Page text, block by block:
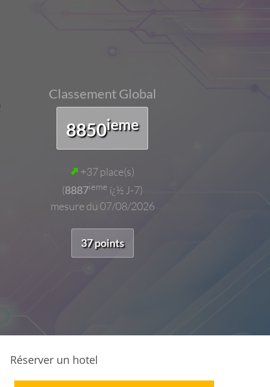
Classement Global
8850ieme
+37 place(s)
(8887ieme ï¿½ J-7)
mesure du 07/08/2026
37 points
Réserver un hotel